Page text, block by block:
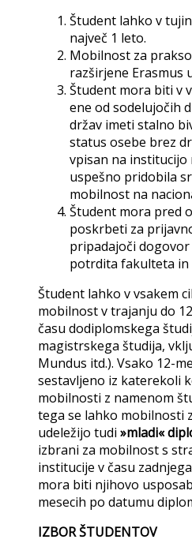
Študent lahko v
največ 1 leto.
Mobilnost za
razširjene Erasmus
Študent mora biti v
ene od sodelujočih
držav imeti stalno
status osebe brez
vpisan na institucijo
uspešno pridobila
mobilnost na
Študent mora pred
poskrbeti za
pripadajoči
potrdita fakulteta in
Študent lahko v vsakem
mobilnost v trajanju do
času dodiplomskega
magistrskega študija,
Mundus itd.). Vsako 12-
sestavljeno iz katerekoli
mobilnosti z namenom
tega se lahko mobilnosti
udeležijo tudi »mladi«
izbrani za mobilnost s
institucije v času
mora biti njihovo
mesecih po datumu
IZBOR ŠTUDENTOV